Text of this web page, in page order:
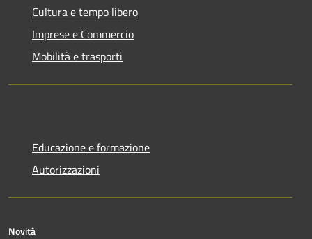
Cultura e tempo libero
Imprese e Commercio
Mobilità e trasporti
Educazione e formazione
Autorizzazioni
Novità